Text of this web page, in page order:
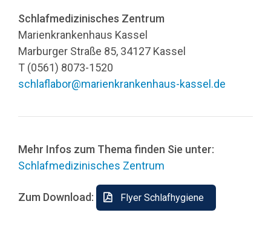
Schlafmedizinisches Zentrum
Marienkrankenhaus Kassel
Marburger Straße 85, 34127 Kassel
T (0561) 8073-1520
schlaflabor@marienkrankenhaus-kassel.de
Mehr Infos zum Thema finden Sie unter:
Schlafmedizinisches Zentrum
Zum Download: Flyer Schlafhygiene